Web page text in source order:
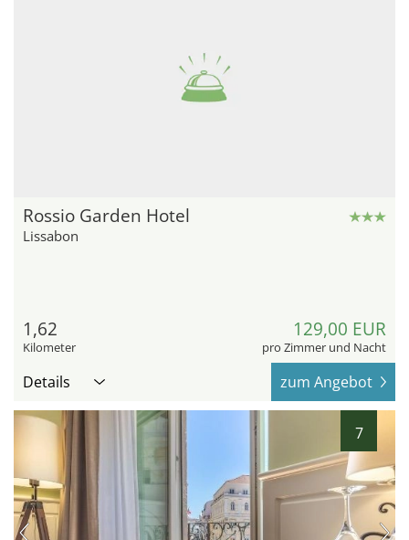
Rossio Garden Hotel
Lissabon
1,62
Kilometer
129,00 EUR
pro Zimmer und Nacht
Details zum Angebot
7